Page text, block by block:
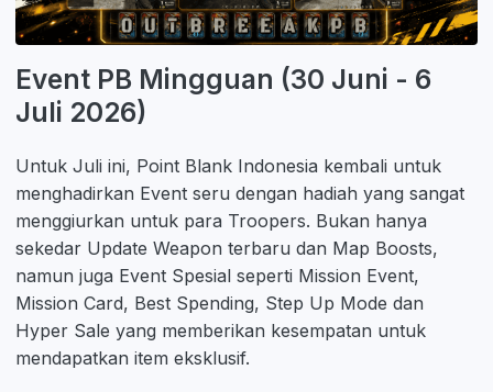
Event PB Mingguan (30 Juni - 6
Juli 2026)
Untuk Juli ini, Point Blank Indonesia kembali untuk
menghadirkan Event seru dengan hadiah yang sangat
menggiurkan untuk para Troopers. Bukan hanya
sekedar Update Weapon terbaru dan Map Boosts,
namun juga Event Spesial seperti Mission Event,
Mission Card, Best Spending, Step Up Mode dan
Hyper Sale yang memberikan kesempatan untuk
mendapatkan item eksklusif.